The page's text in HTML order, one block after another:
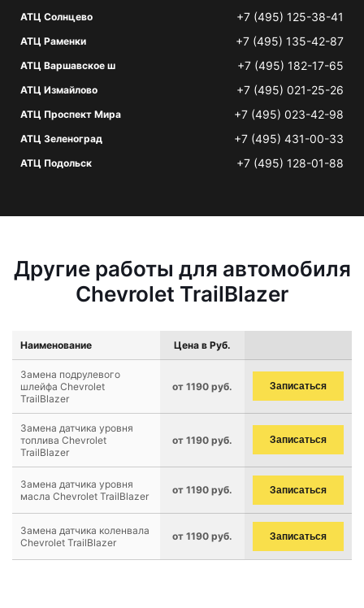
АТЦ Солнцево +7 (495) 125-38-41
АТЦ Раменки +7 (495) 135-42-87
АТЦ Варшавское ш +7 (495) 182-17-65
АТЦ Измайлово +7 (495) 021-25-26
АТЦ Проспект Мира +7 (495) 023-42-98
АТЦ Зеленоград +7 (495) 431-00-33
АТЦ Подольск +7 (495) 128-01-88
Другие работы для автомобиля
Chevrolet TrailBlazer
Наименование Цена в Руб.
Замена подрулевого
шлейфа Chevrolet
TrailBlazer
от 1190 руб. Записаться
Замена датчика уровня
топлива Chevrolet
TrailBlazer
от 1190 руб. Записаться
Замена датчика уровня
масла Chevrolet TrailBlazer
от 1190 руб. Записаться
Замена датчика коленвала
Chevrolet TrailBlazer
от 1190 руб. Записаться